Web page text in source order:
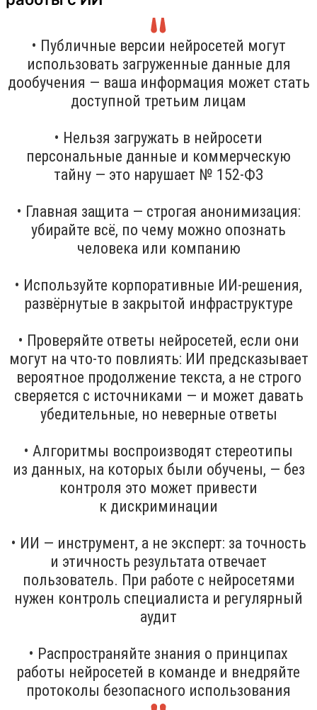
• Публичные версии нейросетей могут
использовать загруженные данные для
дообучения — ваша информация может стать
доступной третьим лицам
• Нельзя загружать в нейросети
персональные данные и коммерческую
тайну — это нарушает № 152-ФЗ
• Главная защита — строгая анонимизация:
убирайте всё, по чему можно опознать
человека или компанию
• Используйте корпоративные ИИ-решения,
развёрнутые в закрытой инфраструктуре
• Проверяйте ответы нейросетей, если они
могут на что-то повлиять: ИИ предсказывает
вероятное продолжение текста, а не строго
сверяется с источниками — и может давать
убедительные, но неверные ответы
• Алгоритмы воспроизводят стереотипы
из данных, на которых были обучены, — без
контроля это может привести
к дискриминации
• ИИ — инструмент, а не эксперт: за точность
и этичность результата отвечает
пользователь. При работе с нейросетями
нужен контроль специалиста и регулярный
аудит
• Распространяйте знания о принципах
работы нейросетей в команде и внедряйте
протоколы безопасного использования